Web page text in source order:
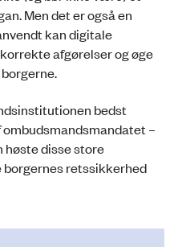
Men det er også en
kan digitale
afgørelser og øge
bedst
–
høste disse store
borgernes retssikkerhed